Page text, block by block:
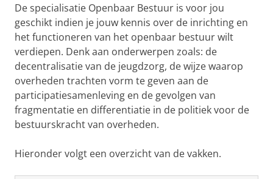
De specialisatie Openbaar Bestuur is voor jou
geschikt indien je jouw kennis over de inrichting en
het functioneren van het openbaar bestuur wilt
verdiepen. Denk aan onderwerpen zoals: de
decentralisatie van de jeugdzorg, de wijze waarop
overheden trachten vorm te geven aan de
participatiesamenleving en de gevolgen van
fragmentatie en differentiatie in de politiek voor de
bestuurskracht van overheden.
Hieronder volgt een overzicht van de vakken.